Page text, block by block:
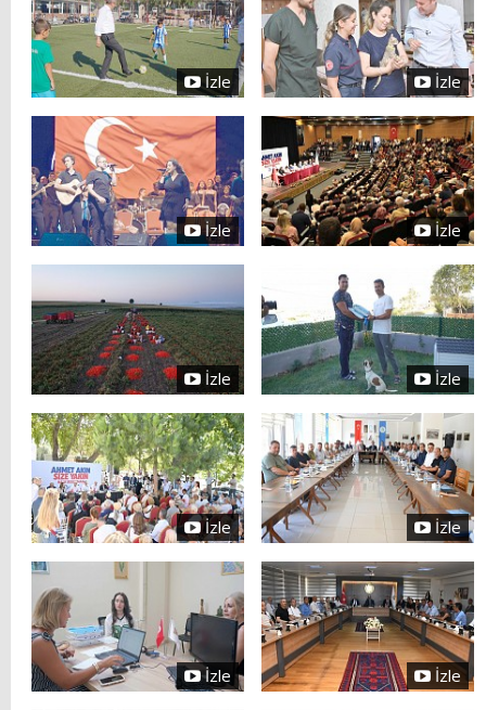
İzle İzle
İzle İzle
İzle İzle
İzle İzle
İzle İzle